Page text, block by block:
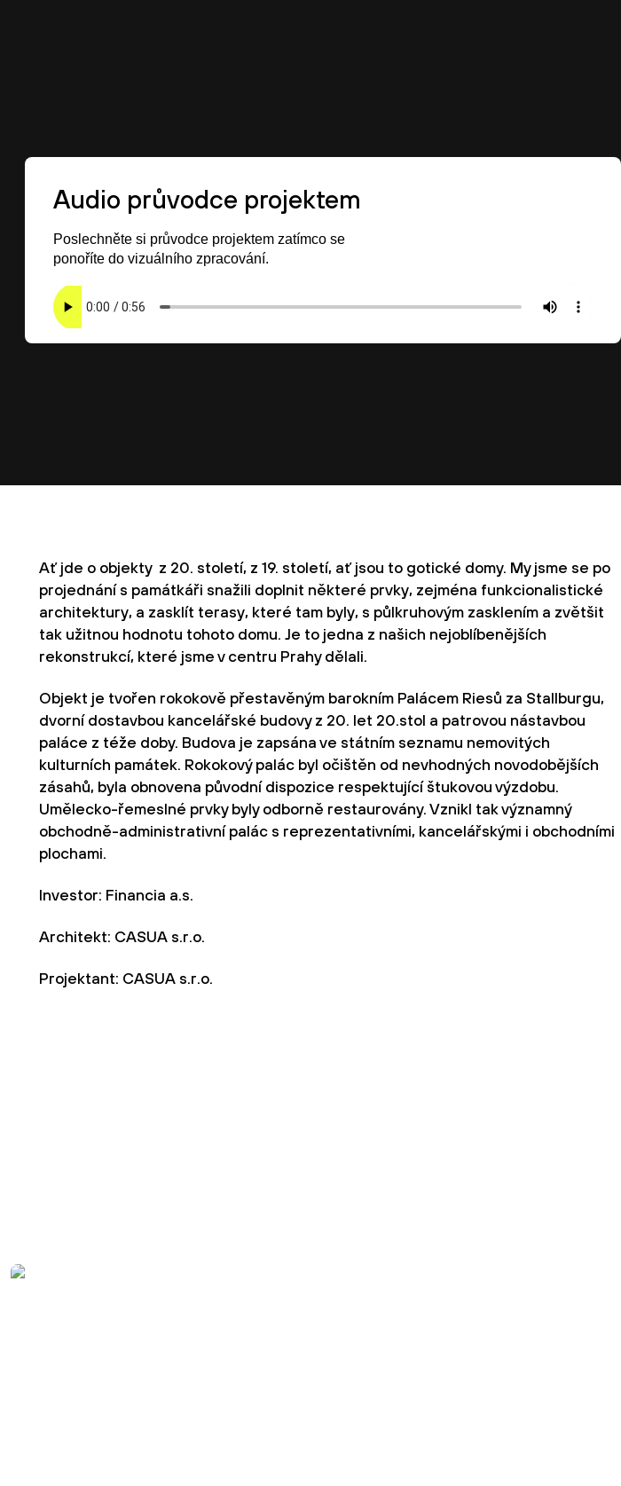
Audio průvodce projektem
Poslechněte si průvodce projektem zatímco se
ponoříte do vizuálního zpracování.
Ať jde o objekty z 20. století, z 19. století, ať jsou to gotické domy. My jsme se po
projednání s památkáři snažili doplnit některé prvky, zejména funkcionalistické
architektury, a zasklít terasy, které tam byly, s půlkruhovým zasklením a zvětšit
tak užitnou hodnotu tohoto domu. Je to jedna z našich nejoblíbenějších
rekonstrukcí, které jsme v centru Prahy dělali.
Objekt je tvořen rokokově přestavěným barokním Palácem Riesů za Stallburgu,
dvorní dostavbou kancelářské budovy z 20. let 20.stol a patrovou nástavbou
paláce z téže doby. Budova je zapsána ve státním seznamu nemovitých
kulturních památek. Rokokový palác byl očištěn od nevhodných novodobějších
zásahů, byla obnovena původní dispozice respektující štukovou výzdobu.
Umělecko-řemeslné prvky byly odborně restaurovány. Vznikl tak významný
obchodně-administrativní palác s reprezentativními, kancelářskými i obchodními
plochami.
Investor: Financia a.s.
Architekt: CASUA s.r.o.
Projektant: CASUA s.r.o.